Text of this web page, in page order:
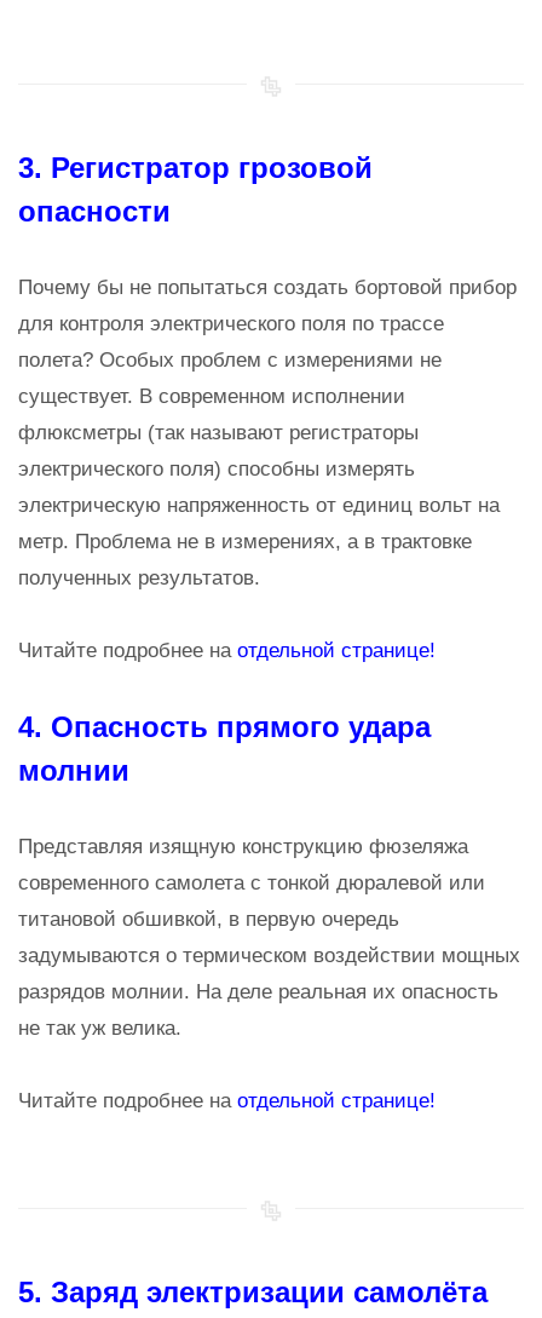
3. Регистратор грозовой
опасности
Почему бы не попытаться создать бортовой прибор
для контроля электрического поля по трассе
полета? Особых проблем с измерениями не
существует. В современном исполнении
флюксметры (так называют регистраторы
электрического поля) способны измерять
электрическую напряженность от единиц вольт на
метр. Проблема не в измерениях, а в трактовке
полученных результатов.
Читайте подробнее на отдельной странице!
4. Опасность прямого удара
молнии
Представляя изящную конструкцию фюзеляжа
современного самолета с тонкой дюралевой или
титановой обшивкой, в первую очередь
задумываются о термическом воздействии мощных
разрядов молнии. На деле реальная их опасность
не так уж велика.
Читайте подробнее на отдельной странице!
5. Заряд электризации самолёта